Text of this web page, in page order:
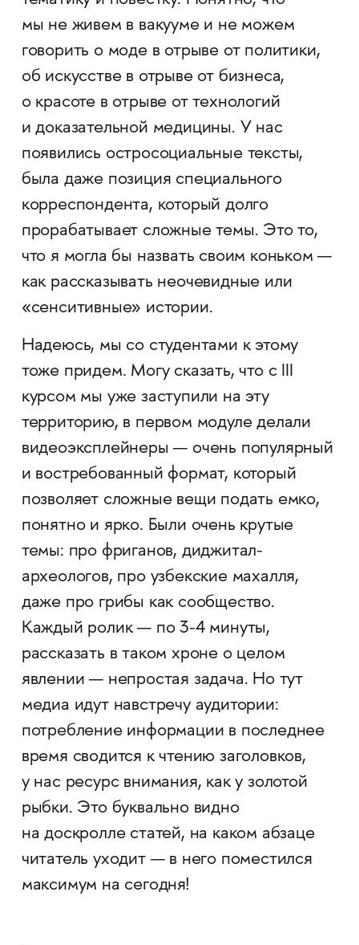
мы не живем в вакууме и не можем
говорить о моде в отрыве от политики,
об искусстве в отрыве от бизнеса,
о красоте в отрыве от технологий
и доказательной медицины. У нас
появились остросоциальные тексты,
была даже позиция специального
корреспондента, который долго
прорабатывает сложные темы. Это то,
что я могла бы назвать своим коньком —
как рассказывать неочевидные или
«сенситивные» истории.
Надеюсь, мы со студентами к этому
тоже придем. Могу сказать, что с III
курсом мы уже заступили на эту
территорию, в первом модуле делали
видеоэксплейнеры — очень популярный
и востребованный формат, который
позволяет сложные вещи подать емко,
понятно и ярко. Были очень крутые
темы: про фриганов, диджитал-
археологов, про узбекские махалля,
даже про грибы как сообщество.
Каждый ролик — по 3-4 минуты,
рассказать в таком хроне о целом
явлении — непростая задача. Но тут
медиа идут навстречу аудитории:
потребление информации в последнее
время сводится к чтению заголовков,
у нас ресурс внимания, как у золотой
рыбки. Это буквально видно
на доскролле статей, на каком абзаце
читатель уходит — в него поместился
максимум на сегодня!